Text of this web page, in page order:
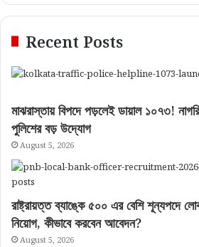
Recent Posts
মাঝরাস্তায় বিপদে পড়লেই ডায়াল ১০৭৩!
পুলিশের বড় উদ্যোগ
August 5, 2026
রাষ্ট্রায়ত্ত ব্যাঙ্কে ৫০০ এর বেশি শূন্যপদে
নিয়োগ, কীভাবে করবেন আবেদন?
August 5, 2026